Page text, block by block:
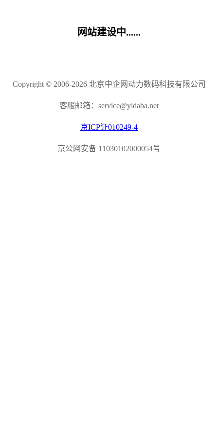
网站建设中......
Copyright © 2006-2026 北京中企网动力数码科技有限公司
客服邮箱：service@yidaba.net
京ICP证010249-4
京公网安备 11030102000054号